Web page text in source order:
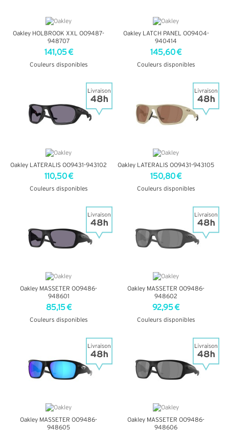
Oakley HOLBROOK XXL OO9487-
948707
141,05 €
Couleurs disponibles
Oakley LATCH PANEL OO9404-
940414
145,60 €
Couleurs disponibles
Oakley LATERALIS OO9431-943102
110,50 €
Couleurs disponibles
Oakley LATERALIS OO9431-943105
150,80 €
Couleurs disponibles
Oakley MASSETER OO9486-
948601
85,15 €
Couleurs disponibles
Oakley MASSETER OO9486-
948602
92,95 €
Couleurs disponibles
Oakley MASSETER OO9486-
948605
Oakley MASSETER OO9486-
948606